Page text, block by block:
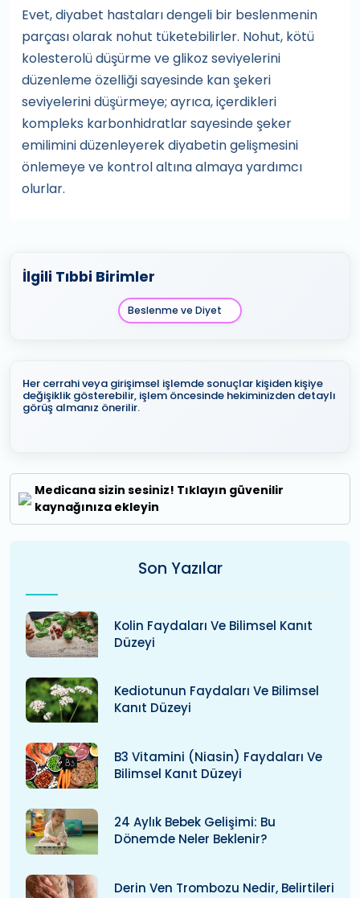
Evet, diyabet hastaları dengeli bir beslenmenin
parçası olarak nohut tüketebilirler. Nohut, kötü
kolesterolü düşürme ve glikoz seviyelerini
düzenleme özelliği sayesinde kan şekeri
seviyelerini düşürmeye; ayrıca, içerdikleri
kompleks karbonhidratlar sayesinde şeker
emilimini düzenleyerek diyabetin gelişmesini
önlemeye ve kontrol altına almaya yardımcı
olurlar.
İlgili Tıbbi Birimler
Beslenme ve Diyet
Her cerrahi veya girişimsel işlemde sonuçlar kişiden kişiye
değişiklik gösterebilir, işlem öncesinde hekiminizden detaylı
görüş almanız önerilir.
Medicana sizin sesiniz! Tıklayın güvenilir
kaynağınıza ekleyin
Son Yazılar
Kolin Faydaları Ve Bilimsel Kanıt
Düzeyi
Kediotunun Faydaları Ve Bilimsel
Kanıt Düzeyi
B3 Vitamini (niasin) Faydaları Ve
Bilimsel Kanıt Düzeyi
24 Aylık Bebek Gelişimi: Bu
Dönemde Neler Beklenir?
Derin Ven Trombozu Nedir, Belirtileri